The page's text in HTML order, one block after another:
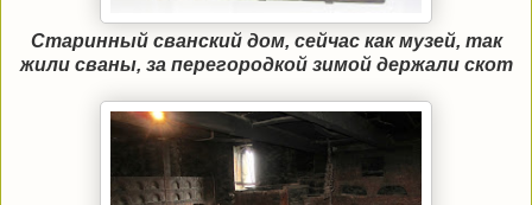
Старинный сванский дом, сейчас как музей, так
жили сваны, за перегородкой зимой держали скот